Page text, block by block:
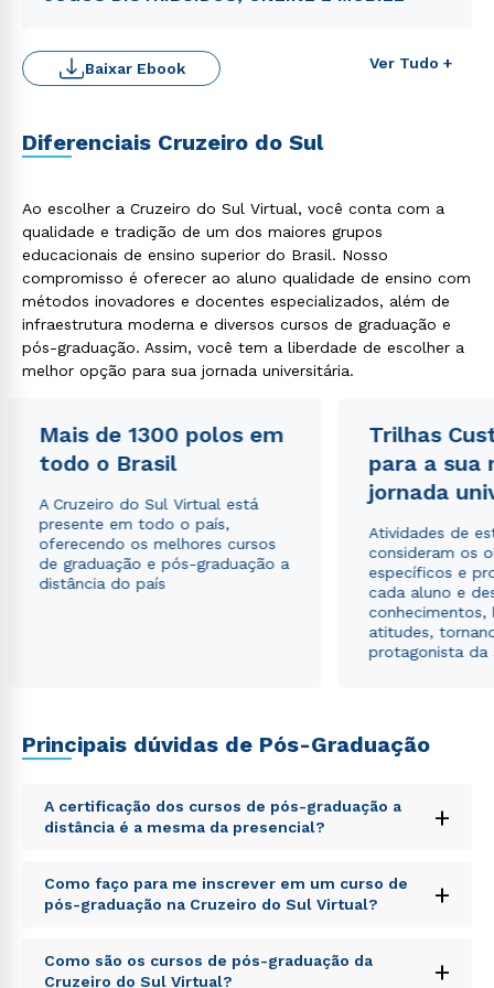
Ver Tudo +
Baixar Ebook
Diferenciais Cruzeiro do Sul
Ao escolher a Cruzeiro do Sul Virtual, você conta com a
qualidade e tradição de um dos maiores grupos
educacionais de ensino superior do Brasil. Nosso
compromisso é oferecer ao aluno qualidade de ensino com
métodos inovadores e docentes especializados, além de
infraestrutura moderna e diversos cursos de graduação e
pós-graduação. Assim, você tem a liberdade de escolher a
melhor opção para sua jornada universitária.
Mais de 1300 polos em
todo o Brasil
A Cruzeiro do Sul Virtual está
presente em todo o país,
oferecendo os melhores cursos
de graduação e pós-graduação a
distância do país
Trilhas
para a sua
jornada
Atividades de
consideram os
específicos e
cada aluno e
conhecimentos,
atitudes,
protagonista da
Principais dúvidas de Pós-Graduação
A certificação dos cursos de pós-graduação a
distância é a mesma da presencial?
+
Sed ut perspiciatis unde omnis iste natus error sit
voluptatem accusantium doloremque laudantium,
totam rem aperiam, eaque ipsa quae ab illo inventore
explicabo. Nemo enim ipsam voluptatem quia
voluptas sit aspernatur aut odit aut fugit, sed quia
Como faço para me inscrever em um curso de
pós-graduação na Cruzeiro do Sul Virtual?
+
Sed ut perspiciatis unde omnis iste natus error sit
voluptatem accusantium doloremque laudantium,
Como são os cursos de pós-graduação da
Cruzeiro do Sul Virtual?
+
Rápido e fácil
WhatsApp
Política de Privacidade.
autorizo que meus dados sejam utilizados para o
envio de conteúdos da Cruzeiro do Sul.